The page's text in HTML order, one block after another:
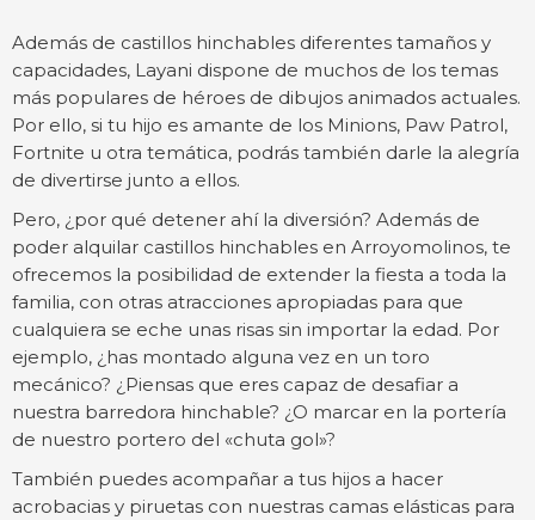
Además de castillos hinchables diferentes tamaños y
capacidades, Layani dispone de muchos de los temas
más populares de héroes de dibujos animados actuales.
Por ello, si tu hijo es amante de los Minions, Paw Patrol,
Fortnite u otra temática, podrás también darle la alegría
de divertirse junto a ellos.
Pero, ¿por qué detener ahí la diversión? Además de
poder alquilar castillos hinchables en Arroyomolinos, te
ofrecemos la posibilidad de extender la fiesta a toda la
familia, con otras atracciones apropiadas para que
cualquiera se eche unas risas sin importar la edad. Por
ejemplo, ¿has montado alguna vez en un toro
mecánico? ¿Piensas que eres capaz de desafiar a
nuestra barredora hinchable? ¿O marcar en la portería
de nuestro portero del «chuta gol»?
También puedes acompañar a tus hijos a hacer
acrobacias y piruetas con nuestras camas elásticas para